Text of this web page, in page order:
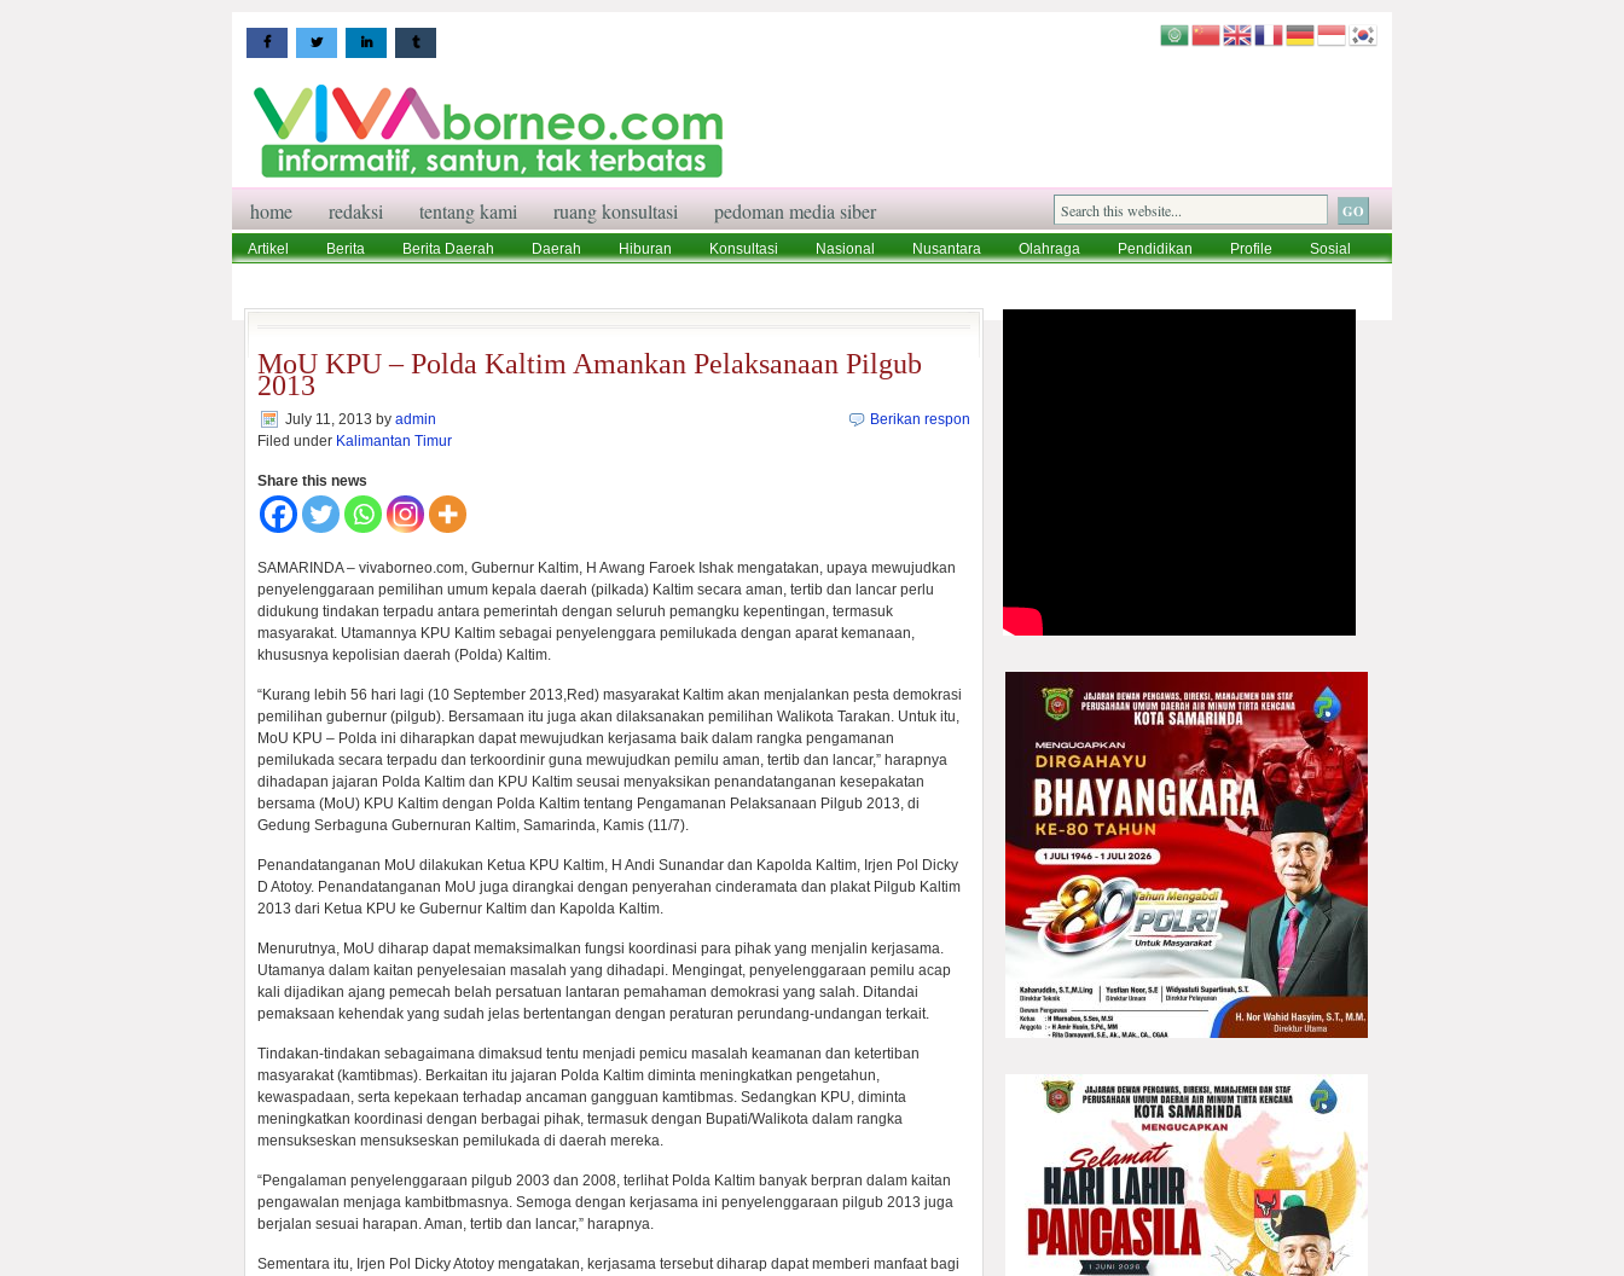
home redaksi tentang kami ruang konsultasi pedoman media siber
Artikel Berita Berita Daerah Daerah Hiburan Konsultasi Nasional Nusantara Olahraga Pendidikan Profile
Sosial
MoU KPU – Polda Kaltim Amankan Pelaksanaan Pilgub
2013
July 11, 2013 by admin
Filed under Kalimantan Timur
Berikan respon
Share this news
SAMARINDA – vivaborneo.com, Gubernur Kaltim, H Awang Faroek Ishak mengatakan, upaya mewujudkan
penyelenggaraan pemilihan umum kepala daerah (pilkada) Kaltim secara aman, tertib dan lancar perlu
didukung tindakan terpadu antara pemerintah dengan seluruh pemangku kepentingan, termasuk
masyarakat. Utamannya KPU Kaltim sebagai penyelenggara pemilukada dengan aparat kemanaan,
khususnya kepolisian daerah (Polda) Kaltim.
“Kurang lebih 56 hari lagi (10 September 2013,Red) masyarakat Kaltim akan menjalankan pesta demokrasi
pemilihan gubernur (pilgub). Bersamaan itu juga akan dilaksanakan pemilihan Walikota Tarakan. Untuk itu,
MoU KPU – Polda ini diharapkan dapat mewujudkan kerjasama baik dalam rangka pengamanan
pemilukada secara terpadu dan terkoordinir guna mewujudkan pemilu aman, tertib dan lancar,” harapnya
dihadapan jajaran Polda Kaltim dan KPU Kaltim seusai menyaksikan penandatanganan kesepakatan
bersama (MoU) KPU Kaltim dengan Polda Kaltim tentang Pengamanan Pelaksanaan Pilgub 2013, di
Gedung Serbaguna Gubernuran Kaltim, Samarinda, Kamis (11/7).
Penandatanganan MoU dilakukan Ketua KPU Kaltim, H Andi Sunandar dan Kapolda Kaltim, Irjen Pol Dicky
D Atotoy. Penandatanganan MoU juga dirangkai dengan penyerahan cinderamata dan plakat Pilgub Kaltim
2013 dari Ketua KPU ke Gubernur Kaltim dan Kapolda Kaltim.
Menurutnya, MoU diharap dapat memaksimalkan fungsi koordinasi para pihak yang menjalin kerjasama.
Utamanya dalam kaitan penyelesaian masalah yang dihadapi. Mengingat, penyelenggaraan pemilu acap
kali dijadikan ajang pemecah belah persatuan lantaran pemahaman demokrasi yang salah. Ditandai
pemaksaan kehendak yang sudah jelas bertentangan dengan peraturan perundang-undangan terkait.
Tindakan-tindakan sebagaimana dimaksud tentu menjadi pemicu masalah keamanan dan ketertiban
masyarakat (kamtibmas). Berkaitan itu jajaran Polda Kaltim diminta meningkatkan pengetahun,
kewaspadaan, serta kepekaan terhadap ancaman gangguan kamtibmas. Sedangkan KPU, diminta
meningkatkan koordinasi dengan berbagai pihak, termasuk dengan Bupati/Walikota dalam rangka
mensukseskan mensukseskan pemilukada di daerah mereka.
“Pengalaman penyelenggaraan pilgub 2003 dan 2008, terlihat Polda Kaltim banyak berpran dalam kaitan
pengawalan menjaga kambitbmasnya. Semoga dengan kerjasama ini penyelenggaraan pilgub 2013 juga
berjalan sesuai harapan. Aman, tertib dan lancar,” harapnya.
Sementara itu, Irjen Pol Dicky Atotoy mengatakan, kerjasama tersebut diharap dapat memberi manfaat bagi